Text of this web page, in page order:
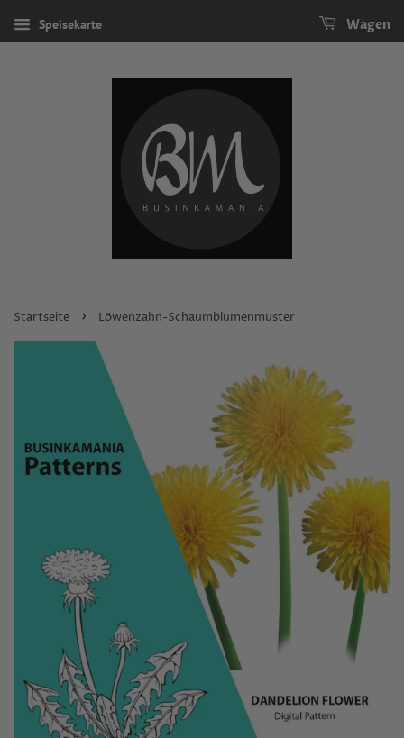
Speisekarte Wagen
Startseite › Löwenzahn-Schaumblumenmuster